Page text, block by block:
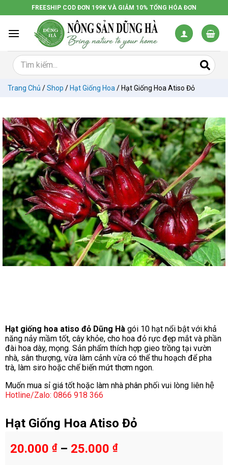
đến
dung
FREESHIP COD ĐƠN 199K VÀ GIẢM 10% TỔNG HÓA ĐƠN
Trang Chủ /Shop / Hạt Giống Hoa / Hạt Giống Hoa Atiso Đỏ
Hạt giống hoa atiso đỏ Dũng Hà gói 10 hạt nổi bật với khả
năng nảy mầm tốt, cây khỏe, cho hoa đỏ rực đẹp mắt và phần
đài hoa dày, mọng. Sản phẩm thích hợp gieo trồng tại vườn
nhà, sân thượng, vừa làm cảnh vừa có thể thu hoạch để pha
trà, làm siro hoặc chế biến mứt thơm ngon.
Muốn mua sỉ giá tốt hoặc làm nhà phân phối vui lòng liên hệ
Hotline/Zalo: 0866 918 366
Hạt Giống Hoa Atiso Đỏ
20.000 ₫– 25.000 ₫